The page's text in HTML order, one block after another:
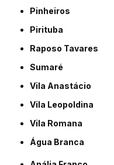
Pinheiros
Pirituba
Raposo Tavares
Sumaré
Vila Anastácio
Vila Leopoldina
Vila Romana
Água Branca